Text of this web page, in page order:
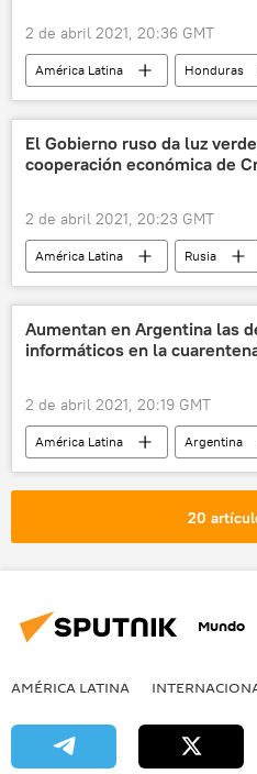
2 de abril 2021, 20:36 GMT
América Latina
Honduras
Centroamérica
Berta
El Gobierno ruso da luz
cooperación económica de
2 de abril 2021, 20:23 GMT
América Latina Rusia
Centroamérica
Aumentan en Argentina las
informáticos en la
2 de abril 2021, 20:19 GMT
América Latina
Argentina
pandemia de coronavirus
20
Mundo
AMÉRICA LATINA